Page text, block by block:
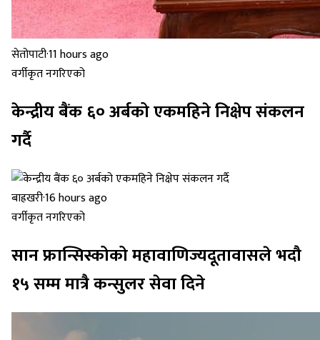
सेतोपाटी·11 hours ago
वर्गीकृत नगरिएको
केन्द्रीय बैंक ६० अर्बको एकमहिने निक्षेप संकलन
गर्दै
बाह्रखरी·16 hours ago
वर्गीकृत नगरिएको
सान फ्रान्सिस्कोको महावाणिज्यदूतावासले भदौ
१५ सम्म मात्रै कन्सुलर सेवा दिने